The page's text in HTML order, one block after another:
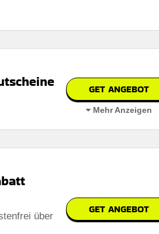
Mehr Anzeigen
GET ANGEBOT
über
GET ANGEBOT